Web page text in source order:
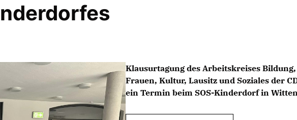
Klausurtagung des Arbeitskreises
Frauen, Kultur, Lausitz und Soziales der
ein Termin beim SOS-Kinderdorf in